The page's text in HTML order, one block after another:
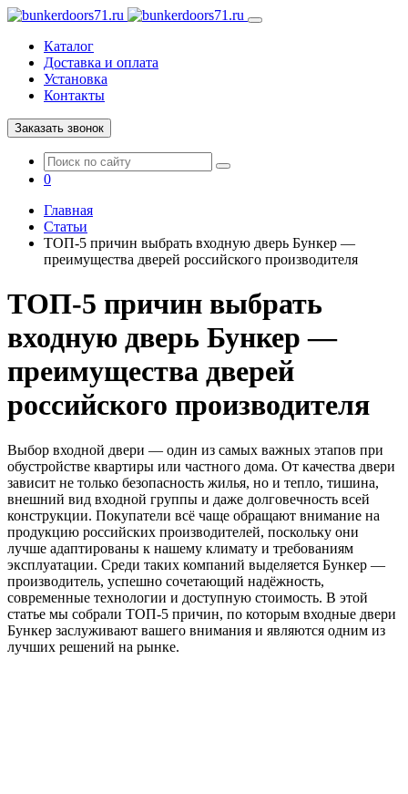
Каталог
Доставка и оплата
Установка
Контакты
Заказать звонок
0
Главная
Статьи
ТОП-5 причин выбрать входную дверь Бункер —
преимущества дверей российского производителя
ТОП-5 причин выбрать
входную дверь Бункер —
преимущества дверей
российского производителя
Выбор входной двери — один из самых важных этапов при
обустройстве квартиры или частного дома. От качества двери
зависит не только безопасность жилья, но и тепло, тишина,
внешний вид входной группы и даже долговечность всей
конструкции. Покупатели всё чаще обращают внимание на
продукцию российских производителей, поскольку они
лучше адаптированы к нашему климату и требованиям
эксплуатации. Среди таких компаний выделяется Бункер —
производитель, успешно сочетающий надёжность,
современные технологии и доступную стоимость. В этой
статье мы собрали ТОП-5 причин, по которым входные двери
Бункер заслуживают вашего внимания и являются одним из
лучших решений на рынке.